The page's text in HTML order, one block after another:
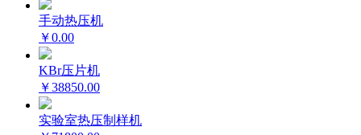
手动热压机
￥0.00
KBr压片机
￥38850.00
实验室热压制样机